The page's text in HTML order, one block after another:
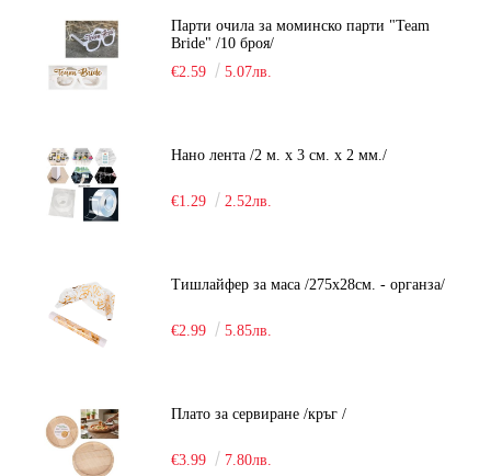
Парти очила за моминско парти "Team
Bride" /10 броя/
€2.59
5.07лв.
Нано лента /2 м. х 3 см. х 2 мм./
€1.29 2.52лв.
Тишлайфер за маса /275х28см. - органза/
€2.99 5.85лв.
Плато за сервиране /кръг /
€3.99 7.80лв.